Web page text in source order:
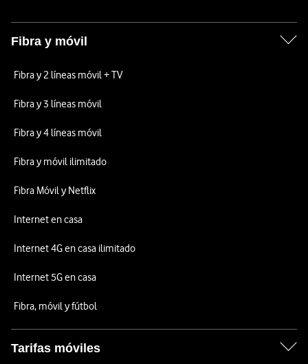
Fibra y móvil
Fibra y 2 líneas móvil + TV
Fibra y 3 líneas móvil
Fibra y 4 líneas móvil
Fibra y móvil ilimitado
Fibra Móvil y Netflix
Internet en casa
Internet 4G en casa ilimitado
Internet 5G en casa
Fibra, móvil y fútbol
Tarifas móviles